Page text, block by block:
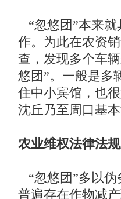
“忽悠团”本来
作。为此在农资
查，发现多个车
悠团”。一般是多
住中小宾馆，也
沈丘乃至周口基本
农业维权法律法
“忽悠团”多以
普遍存在作物减